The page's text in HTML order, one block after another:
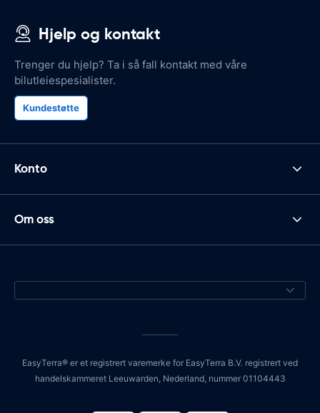
Hjelp og kontakt
Trenger du hjelp? Ta i så fall kontakt med våre
bilutleiespesialister.
Kundestøtte
Konto
Om oss
EasyTerra® er et registrert varemerke for EasyTerra B.V. registrert ved
handelskammeret Leeuwarden, Nederland, nummer 01104443